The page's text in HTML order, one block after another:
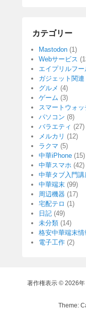
カテゴリー
Mastodon (1)
Webサービス
エイプリルフー
ガジェット関連
グルメ (4)
ゲーム (3)
スマートウォッ
パソコン (8)
バラエティ (27)
メルカリ (12)
ラクマ (5)
中華iPhone (15)
中華スマホ (42)
中華タブ入門講
中華端末 (99)
周辺機器 (17)
宅配テロ (1)
日記 (49)
未分類 (14)
格安中華端末情
電子工作 (2)
著作権表示 © 2026年
Theme: